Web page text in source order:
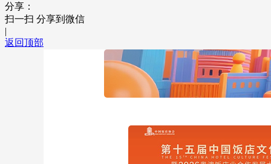
分享：
扫一扫 分享到微信
|
返回顶部